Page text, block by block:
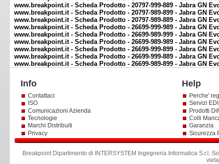
www.breakpoint.it - Scheda Prodotto - 20797-999-889 - Jabra GN
www.breakpoint.it - Scheda Prodotto - 20797-989-899 - Jabra GN
www.breakpoint.it - Scheda Prodotto - 20797-989-889 - Jabra GN
www.breakpoint.it - Scheda Prodotto - 26699-999-989 - Jabra GN
www.breakpoint.it - Scheda Prodotto - 26699-989-999 - Jabra GN
www.breakpoint.it - Scheda Prodotto - 26699-989-989 - Jabra GN
www.breakpoint.it - Scheda Prodotto - 26699-999-899 - Jabra GN
www.breakpoint.it - Scheda Prodotto - 26699-999-889 - Jabra GN
www.breakpoint.it - Scheda Prodotto - 26699-989-899 - Jabra GN
Info Help
Contattaci
ISO
Comunicazioni Azienda
Tecnologie
Marchi Distribuiti
Privacy
Perche'
Servizi
Prodotti
Colli
Garanzia
Sicurezza
Breakpoint Dipartimento di INTERSYSTEM Ingegneria Informatica S.r.l .